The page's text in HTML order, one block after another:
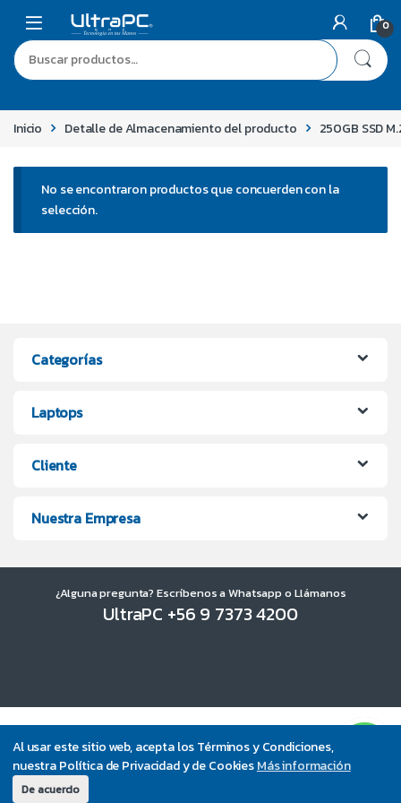
Al usar este sitio web, acepta los Términos y Condiciones,
nuestra Política de Privacidad y de CookiesMás información
De acuerdo
0
Inicio Detalle de Almacenamiento del producto 250GB SSD
No se encontraron productos que concuerden con la
selección.
Categorías
Laptops
Cliente
Nuestra Empresa
¿Alguna pregunta? Escríbenos a Whatsapp o Llámanos
UltraPC +56 9 7373 4200